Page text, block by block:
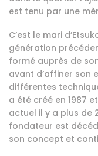
est tenu par une
C’est le mari
génération
formé auprès de
avant d’affiner son
différentes
a été créé en 1987
actuel il y a plus de
fondateur est
son concept et